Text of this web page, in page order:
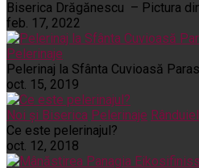
Biserica Drăgănescu – Pictura
feb. 17, 2022
Pelerinaje
Pelerinaj la Sfânta Cuvioasă
oct. 15, 2019
Noi și Biserica Pelerinaje
Ce este pelerinajul?
oct. 12, 2018